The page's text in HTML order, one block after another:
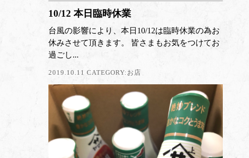
10/12 本日臨時休業
台風の影響により、本日10/12は臨時休業の為お
休みさせて頂きます。 皆さまもお気をつけてお
過ごし...
2019.10.11 CATEGORY: お店